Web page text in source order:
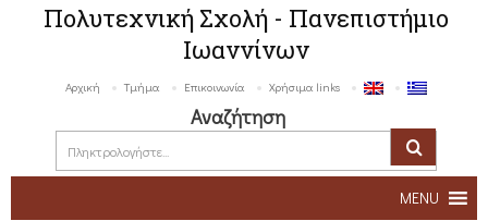
Πολυτεχνική Σχολή - Πανεπιστήμιο
Ιωαννίνων
Αρχική Τμήμα Επικοινωνία Χρήσιμα links
Αναζήτηση
MENU